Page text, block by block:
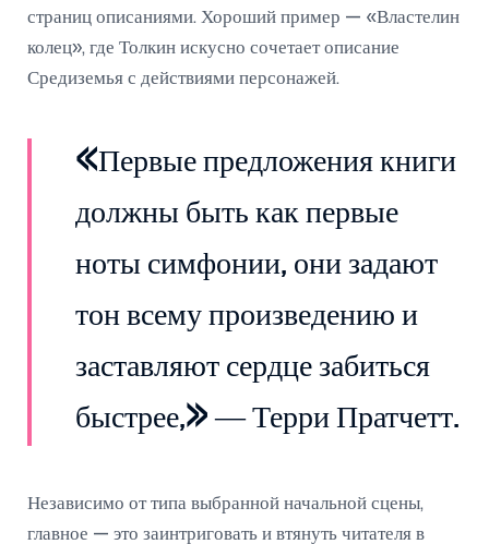
страниц описаниями. Хороший пример — «Властелин
колец», где Толкин искусно сочетает описание
Средиземья с действиями персонажей.
«Первые предложения книги
должны быть как первые
ноты симфонии, они задают
тон всему произведению и
заставляют сердце забиться
быстрее,» — Терри Пратчетт.
Независимо от типа выбранной начальной сцены,
главное — это заинтриговать и втянуть читателя в